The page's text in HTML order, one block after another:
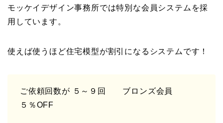
モッケイデザイン事務所では特別な会員システムを採
用しています。
使えば使うほど住宅模型が割引になるシステムです！
ご依頼回数が ５～９回 ブロンズ会員
５％OFF